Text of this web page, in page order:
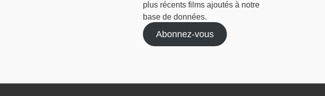
plus récents films ajoutés à notre
base de données.
Abonnez-vous